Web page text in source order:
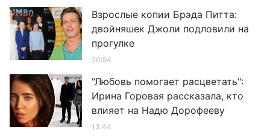
Взрослые копии Брэда Питта:
двойняшек Джоли подловили на
прогулке
20:54
"Любовь помогает расцветать":
Ирина Горовая рассказала, кто
влияет на Надю Дорофееву
13:44